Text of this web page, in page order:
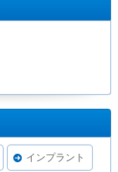
インプラント